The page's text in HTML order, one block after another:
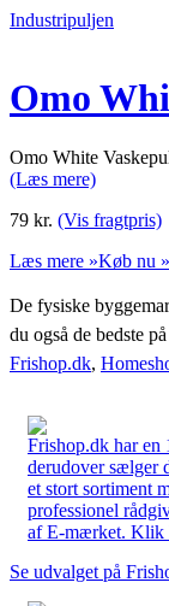
Industripuljen
Omo
Omo White
(Læs mere)
79 kr. (Vis fragtpris)
Læs mere »Køb nu »
De fysiske
du også de bedste
Frishop.dk,
Frishop.dk har en
derudover sælger
et stort sortiment
professionel
af E-mærket. Klik
Se udvalget på